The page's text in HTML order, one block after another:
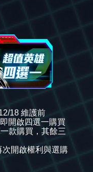
18 維護前
開啟四選一購買
款購買，其餘三
開啟權利與選購